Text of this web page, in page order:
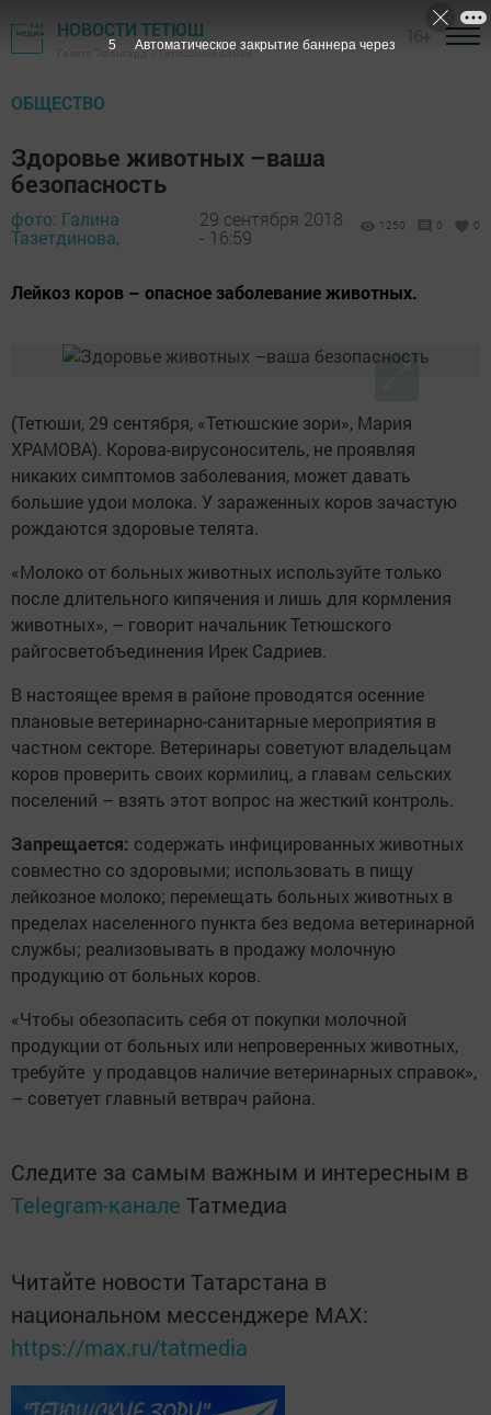
НОВОСТИ ТЕТЮШ
Газета "Авангард" - Тетюшский район
ОБЩЕСТВО
Здоровье животных –ваша
безопасность
фото: Галина
Тазетдинова,
29 сентября 2018
- 16:59
1250 0 0
Лейкоз коров – опасное заболевание животных.
(Тетюши, 29 сентября, «Тетюшские зори», Мария
ХРАМОВА). Корова-вирусоноситель, не проявляя
никаких симптомов заболевания, может давать
большие удои молока. У зараженных коров зачастую
рождаются здоровые телята.
«Молоко от больных животных используйте только
после длительного кипячения и лишь для кормления
животных», – говорит начальник Тетюшского
райгосветобъединения Ирек Садриев.
В настоящее время в районе проводятся осенние
плановые ветеринарно-санитарные мероприятия в
частном секторе. Ветеринары советуют владельцам
коров проверить своих кормилиц, а главам сельских
поселений – взять этот вопрос на жесткий контроль.
Запрещается: содержать инфицированных животных
совместно со здоровыми; использовать в пищу
лейкозное молоко; перемещать больных животных в
пределах населенного пункта без ведома ветеринарной
службы; реализовывать в продажу молочную
продукцию от больных коров.
«Чтобы обезопасить себя от покупки молочной
продукции от больных или непроверенных животных,
требуйте у продавцов наличие ветеринарных справок»,
– советует главный ветврач района.
Следите за самым важным и интересным в
Telegram-канале Татмедиа
Читайте новости Татарстана в
национальном мессенджере MАХ:
https://max.ru/tatmedia
4 Автоматическое закрытие баннера через